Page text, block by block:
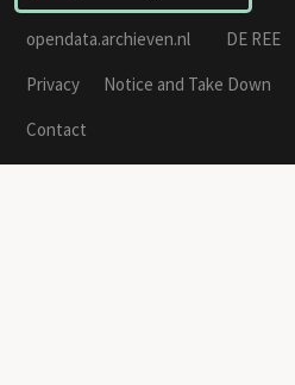
opendata.archieven.nl DE REE
Privacy
Notice and Take Down
Contact